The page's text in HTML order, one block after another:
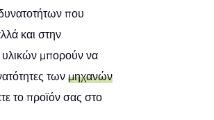
που
και στην
υλικών μπορούν να
των μηχανών
το προϊόν σας στο